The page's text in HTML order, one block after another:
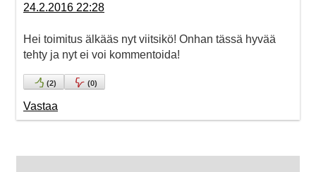
24.2.2016 22:28
Hei toimitus älkääs nyt viitsikö! Onhan tässä hyvää
tehty ja nyt ei voi kommentoida!
(2) (0)
Vastaa